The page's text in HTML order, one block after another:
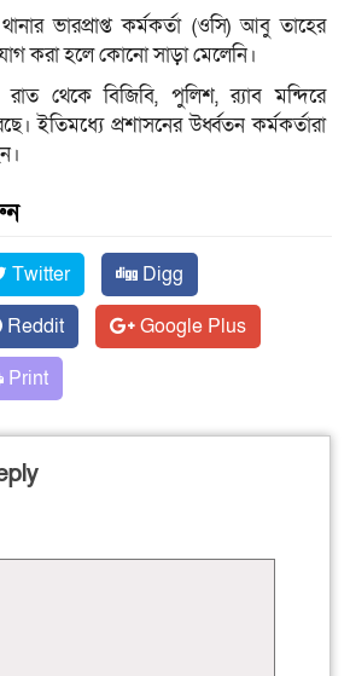
ভারপ্রাপ্ত কর্মকর্তা (ওসি) আবু তাহের
করা হলে কোনো সাড়া মেলেনি।
থেকে বিজিবি, পুলিশ, র‍্যাব মন্দিরে
ইতিমধ্যে প্রশাসনের উর্ধ্বতন কর্মকর্তারা
Twitter
Digg
Reddit
Google Plus
Print